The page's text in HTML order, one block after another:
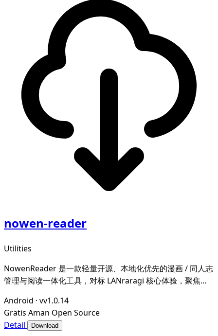
nowen-reader
Utilities
NowenReader 是一款轻量开源、本地化优先的漫画 / 同人志
管理与阅读一体化工具，对标 LANraragi 核心体验，聚焦本
画爱好者打造私域、可控、高效的个人漫画图书馆。
Android · vv1.0.14
Gratis Aman Open Source
Detail
Download